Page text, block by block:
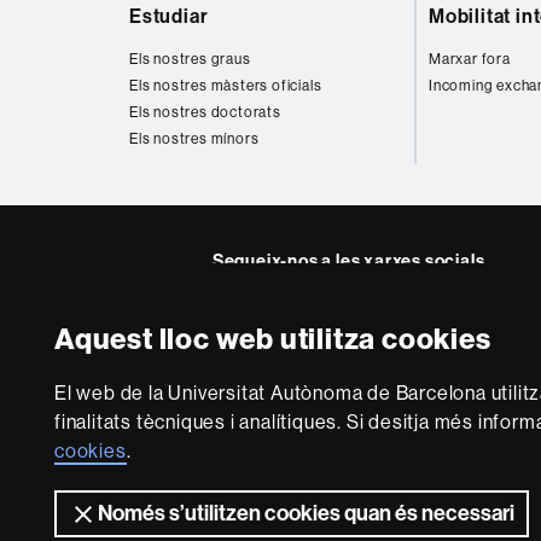
Aquest lloc web utilitza cookies
El web de la Universitat Autònoma de Barcelona
finalitats tècniques i analítiques. Si desitja més
cookies.
Només s’utilitzen cookies quan és necessari
Estudiar
Els nostres graus
Els nostres màsters oficials
Els nostres doctorats
Els nostres mínors
Mobilitat
Marxar fora
Incoming
Segueix-nos a les xarxes socials
Instagram
FFL
Twitter
FFL
Facebook
FFL
Youtube
FFLUAB
Sobre
aquest
web